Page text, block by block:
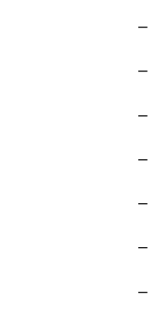
–
–
–
–
–
–
–